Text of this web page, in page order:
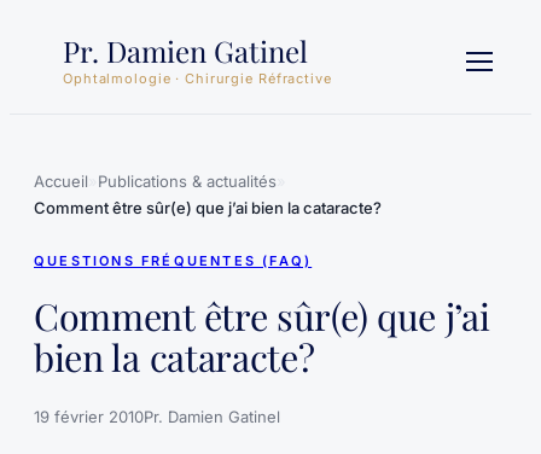
contenu
Pr. Damien Gatinel
Ophtalmologie · Chirurgie Réfractive
Accueil Publications & actualités
Comment être sûr(e) que j’ai bien la cataracte?
QUESTIONS FRÉQUENTES (FAQ)
Comment être sûr(e) que j’ai
bien la cataracte?
19 février 2010Pr. Damien Gatinel